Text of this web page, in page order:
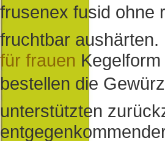
frusenex fusid ohne
fruchtbar
für frauen
bestellen die
unterstützten